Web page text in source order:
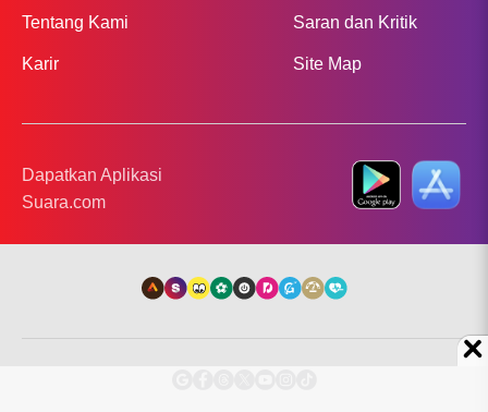
Tentang Kami
Karir
Saran dan Kritik
Site Map
Dapatkan Aplikasi
Suara.com